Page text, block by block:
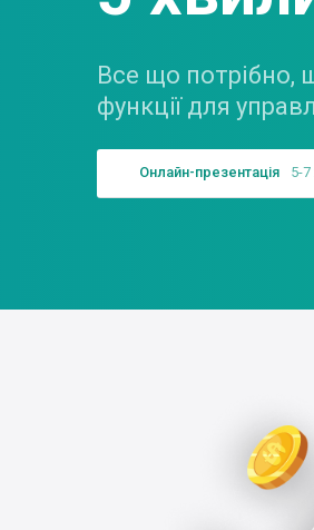
Все що потрібно,
функції для
Онлайн-презентація 5-7